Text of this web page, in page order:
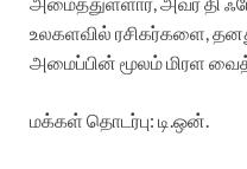
உலகளவில் ரசிகர்களை,
அமைப்பின் மூலம் மிரள
மக்கள் தொடர்பு: டி.ஒன்.